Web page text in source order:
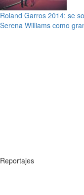
Roland Garros 2014: se
Serena Williams como
Reportajes